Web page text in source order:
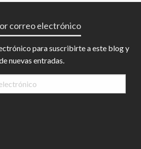
correo electrónico
para suscribirte a este blog y
nuevas entradas.